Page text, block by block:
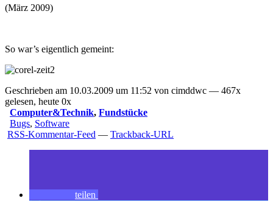
(März 2009)
So war’s eigentlich gemeint:
Geschrieben am 10.03.2009 um 11:52 von cimddwc — 467x
gelesen, heute 0x
Computer&Technik, Fundstücke
Bugs, Software
RSS-Kommentar-Feed — Trackback-URL
teilen